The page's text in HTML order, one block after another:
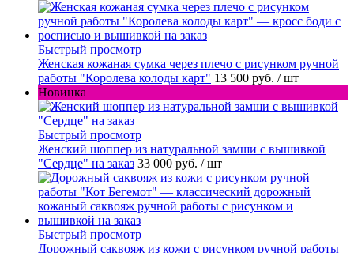
Быстрый просмотр
Женская кожаная сумка через плечо с рисунком ручной
работы "Королева колоды карт" 13 500 руб. / шт
Новинка
Быстрый просмотр
Женский шоппер из натуральной замши с вышивкой
"Сердце" на заказ 33 000 руб. / шт
Быстрый просмотр
Дорожный саквояж из кожи с рисунком ручной работы